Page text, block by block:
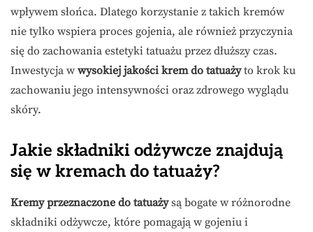
wpływem słońca. Dlatego korzystanie z takich kremów
nie tylko wspiera proces gojenia, ale również przyczynia
się do zachowania estetyki tatuażu przez dłuższy czas.
Inwestycja w wysokiej jakości krem do tatuażyto krok ku
zachowaniu jego intensywności oraz zdrowego wyglądu
skóry.
Jakie składniki odżywcze znajdują
się w kremach do tatuaży?
Kremy przeznaczone do tatuażysą bogate w różnorodne
składniki odżywcze, które pomagają w gojeniu i